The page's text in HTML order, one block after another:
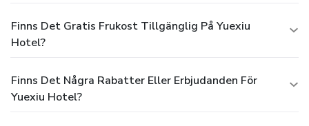
Finns Det Gratis Frukost Tillgänglig På Yuexiu
Hotel?
Finns Det Några Rabatter Eller Erbjudanden För
Yuexiu Hotel?